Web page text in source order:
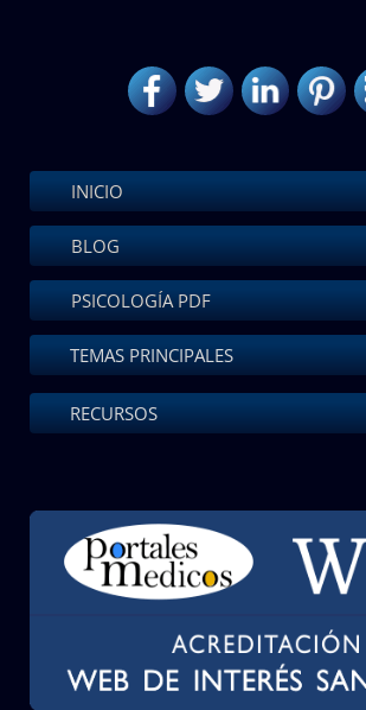
INICIO
BLOG
PSICOLOGÍA PDF
TEMAS PRINCIPALES
RECURSOS